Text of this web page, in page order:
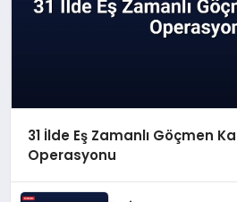
31 İlde Eş Zamanlı Göçmen
Operasyonu